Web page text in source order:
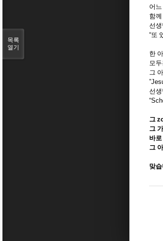
어
함
선
“또
한
모
그
선
그
그
바
그
맞
목록
열기